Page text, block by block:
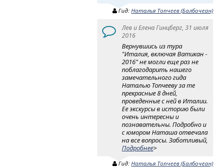
Гид:Наталья Топчеев (Балбочеан)
Лев и Елена Гинцберг, 31 июля
2016
Вернувшись из тура
"Италия, включая Ватикан -
2016" не могли еще раз не
поблагодарить нашего
замечательного гида
Наталью Топчееву за те
прекрасные 8 дней,
проведенные с ней в Италии.
Ее экскурсы в историю были
очень интересны и
познавательны. Подробно и
с юмором Наташа отвечала
на все вопросы. Заботливый,
Подробнее>
Гид:Наталья Топчеев (Балбочеан)